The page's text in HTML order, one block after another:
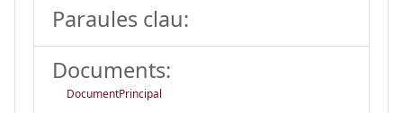
Paraules clau:
Documents:
DocumentPrincipal